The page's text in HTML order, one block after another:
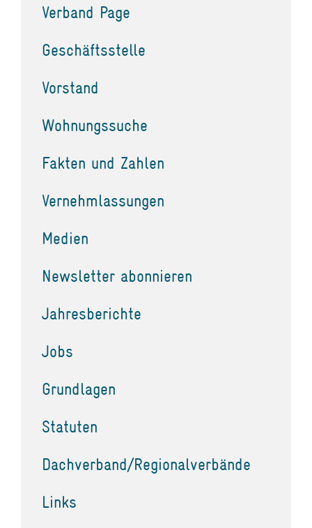
Verband Page
Geschäftsstelle
Vorstand
Wohnungssuche
Fakten und Zahlen
Vernehmlassungen
Medien
Newsletter abonnieren
Jahresberichte
Jobs
Grundlagen
Statuten
Dachverband/Regionalverbände
Links